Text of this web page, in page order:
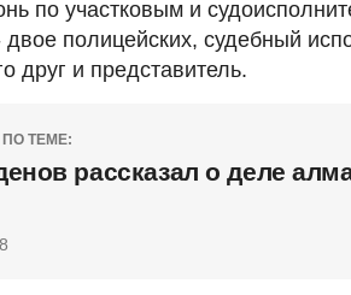
по участковым и
двое полицейских, судебный
друг и представитель.
ТЕМЕ:
рассказал о деле